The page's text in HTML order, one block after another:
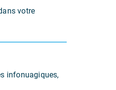
votre
infonuagiques,